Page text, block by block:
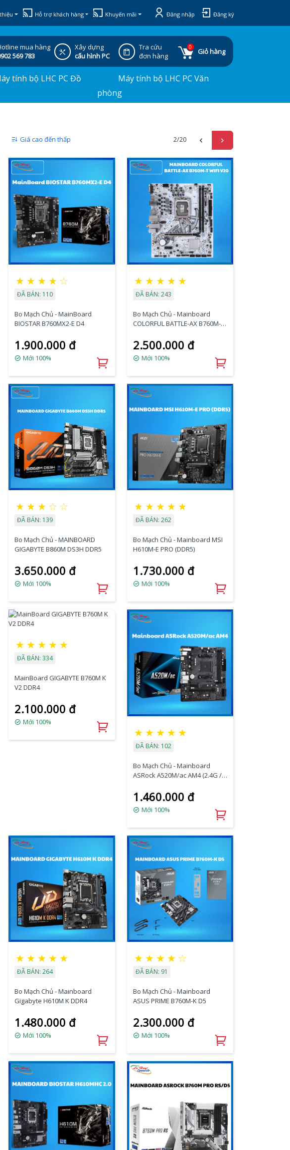
Hỗ trợ khách hàng Khuyến mãi Đăng nhập Đăng ký
mua hàng
569 783
Xây dựng
cấu hình PC
Tra cứu
đơn hàng
0
Giỏ hàng
tính bộ LHC PC Đồ
Máy tính bộ LHC PC Văn
phòng
Giá cao đến thấp 2/20
★ ★ ★ ★ ☆
ĐÃ BÁN: 110
Bo Mạch Chủ - MainBoard
BIOSTAR B760MX2-E D4
1.900.000 đ
Mới 100%
★ ★ ★ ★ ★
ĐÃ BÁN: 243
Bo Mạch Chủ - Mainboard
COLORFUL BATTLE-AX B760M-T
2.500.000 đ
Mới 100%
★ ★ ★ ☆ ☆
ĐÃ BÁN: 139
Bo Mạch Chủ - MAINBOARD
GIGABYTE B860M DS3H DDR5
3.650.000 đ
Mới 100%
★ ★ ★ ★ ★
ĐÃ BÁN: 262
Bo Mạch Chủ - Mainboard MSI
H610M-E PRO (DDR5)
1.730.000 đ
Mới 100%
★ ★ ★ ★ ★
ĐÃ BÁN: 334
MainBoard GIGABYTE B760M K
V2 DDR4
2.100.000 đ
Mới 100%
★ ★ ★ ★ ★
ĐÃ BÁN: 102
Bo Mạch Chủ - Mainboard
ASRock A520M/ac AM4 (2.4G /
1.460.000 đ
Mới 100%
★ ★ ★ ★ ★
ĐÃ BÁN: 264
Bo Mạch Chủ - Mainboard
Gigabyte H610M K DDR4
1.480.000 đ
Mới 100%
★ ★ ★ ★ ☆
ĐÃ BÁN: 91
Bo Mạch Chủ - Mainboard
ASUS PRIME B760M-K D5
2.300.000 đ
Mới 100%